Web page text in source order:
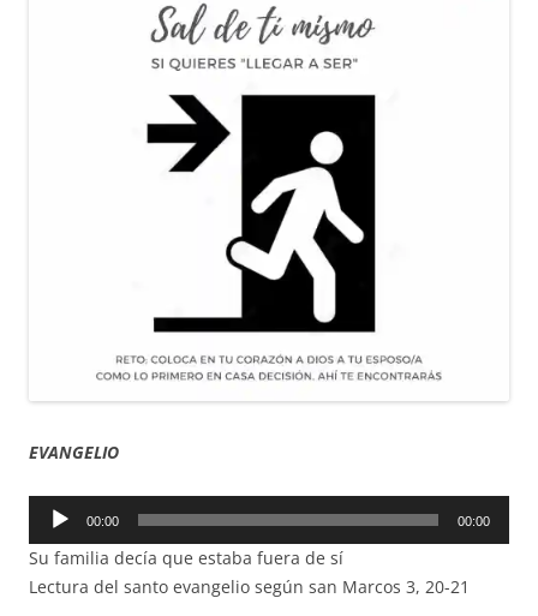
EVANGELIO
Reproductor
audio
00:00 00:00
Su familia decía que estaba fuera de sí
Lectura del santo evangelio según san Marcos 3, 20-21